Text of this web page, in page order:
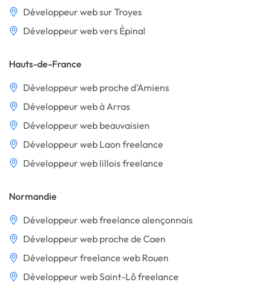
Développeur web sur Troyes
Développeur web vers Épinal
Hauts-de-France
Développeur web proche d'Amiens
Développeur web à Arras
Développeur web beauvaisien
Développeur web Laon freelance
Développeur web lillois freelance
Normandie
Développeur web freelance alençonnais
Développeur web proche de Caen
Développeur freelance web Rouen
Développeur web Saint-Lô freelance